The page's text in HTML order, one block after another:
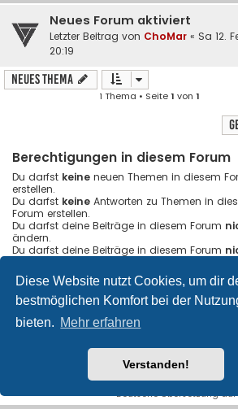
Diese Website nutzt Cookies, um dir
bestmöglichen Komfort bei der
bieten. Mehr erfahren
Verstanden!
Neues Forum aktiviert
Letzter Beitrag von ChoMar « Sa 12.
20:19
Neues Thema
1 Thema • Seite1 von1
Berechtigungen in diesem Forum
Du darfst keine neuen Themen in diesem
erstellen.
Du darfst keine Antworten zu Themen in
Forum erstellen.
Du darfst deine Beiträge in diesem Forum
ändern.
Du darfst deine Beiträge in diesem Forum
Du darfstkeineDateianhänge in diesem
erstellen.
Foren-Übersicht
Ian Bradley• Powered byphpBB®
Deutsche Übersetzung